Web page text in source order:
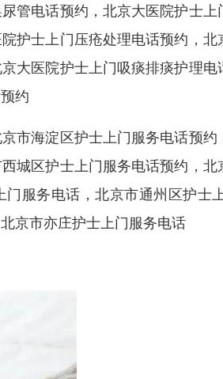
管电话预约，北京大医院护士
护士上门压疮处理电话预约，
大医院护士上门吸痰排痰护理
约
市海淀区护士上门服务电话预
城区护士上门服务电话预约，
服务电话，北京市通州区护士
京市亦庄护士上门服务电话